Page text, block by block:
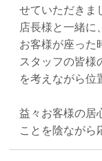
せていただきま
店長様と一緒に、
お客様が座った
スタッフの皆様
を考えながら位
益々お客様の居
ことを陰ながら